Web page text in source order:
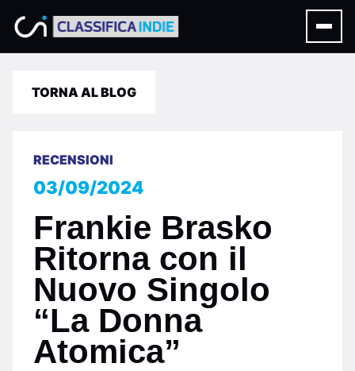
TORNA AL BLOG
RECENSIONI
03/09/2024
Frankie Brasko
Ritorna con il
Nuovo Singolo
“La Donna
Atomica”